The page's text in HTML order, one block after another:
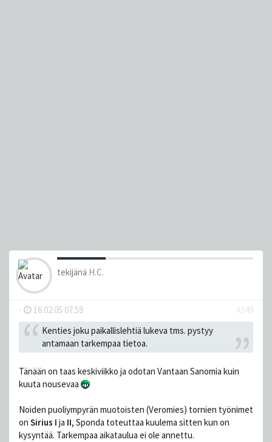
tekijänä H.C.
- 16.02.05 07:58
#349
Kenties joku paikallislehtiä lukeva tms. pystyy
antamaan tarkempaa tietoa.
Tänään on taas keskiviikko ja odotan Vantaan Sanomia kuin
kuuta nousevaa
Noiden puoliympyrän muotoisten (Veromies) tornien työnimet
on Sirius I ja II, Sponda toteuttaa kuulema sitten kun on
kysyntää. Tarkempaa aikataulua ei ole annettu.